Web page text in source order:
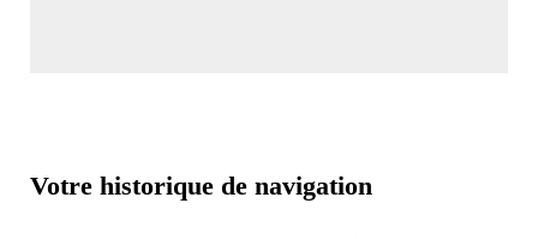
Votre historique de navigation